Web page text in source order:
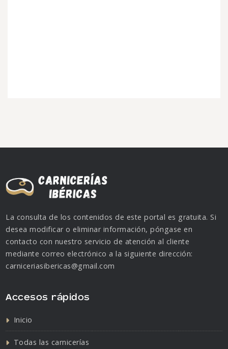
La consulta de los contenidos de este portal es gratuita. Si
desea modificar o eliminar información, póngase en
contacto con nuestro servicio de atención al cliente
mediante correo electrónico a la siguiente dirección:
carniceriasibericas@gmail.com
Accesos rápidos
Inicio
Todas las carnicerías